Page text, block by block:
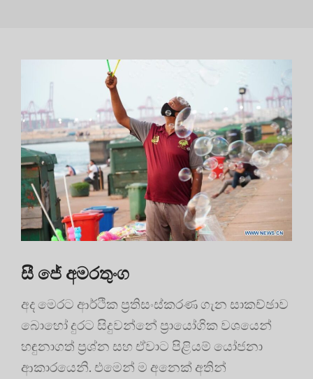
සී ජේ අමරතුංග
අද මෙරට ආර්ථික ප්‍රතිසංස්කරණ ගැන සාකච්ඡාව
බොහෝ දුරට සිදුවන්නේ ප්‍රායෝගික වශයෙන්
හඳුනාගත් ප්‍රශ්න සහ ඒවාට පිළියම් යෝජනා
ආකාරයෙනි. එමෙන් ම අනෙක් අතින්